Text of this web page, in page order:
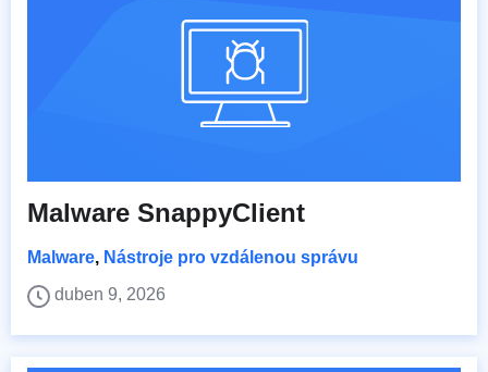
Malware SnappyClient
Malware, Nástroje pro vzdálenou správu
duben 9, 2026